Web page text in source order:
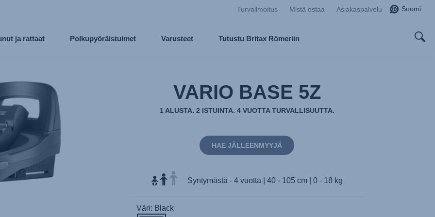
Turvailmoitus Mistä ostaa Asiakaspalvelu Suomi
ja rattaat Polkupyöräistuimet Varusteet Tutustu Britax Römeriin
VARIO BASE 5Z
1 ALUSTA. 2 ISTUINTA. 4 VUOTTA TURVALLISUUTTA.
HAE JÄLLEENMYYJÄ
Syntymästä - 4 vuotta | 40 - 105 cm | 0 - 18 kg
Väri: Black